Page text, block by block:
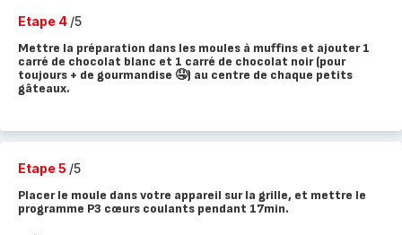
Etape 4 /5
Mettre la préparation dans les moules à muffins et ajouter 1
carré de chocolat blanc et 1 carré de chocolat noir (pour
toujours + de gourmandise 🤤) au centre de chaque petits
gâteaux.
Etape 5 /5
Placer le moule dans votre appareil sur la grille, et mettre le
programme P3 cœurs coulants pendant 17min.